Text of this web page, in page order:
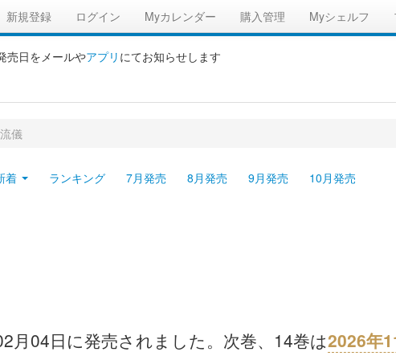
新規登録 ログイン Myカレンダー 購入管理 Myシェルフ
売日をメールやアプリ にてお知らせします
儀
着 ランキング 7月発売 8月発売 9月発売 10月発売
月04日に発売されました。次巻、14巻は2026年